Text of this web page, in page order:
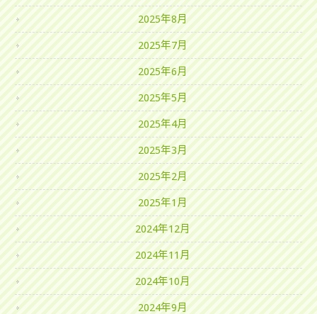
2025年8月
2025年7月
2025年6月
2025年5月
2025年4月
2025年3月
2025年2月
2025年1月
2024年12月
2024年11月
2024年10月
2024年9月